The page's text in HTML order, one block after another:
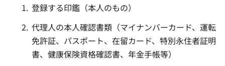
登録する印鑑（本人のもの）
代理人の本人確認書類（マイナンバーカード、運転
免許証、パスポート、在留カード、特別永住者証明
書、健康保険資格確認書、年金手帳等）